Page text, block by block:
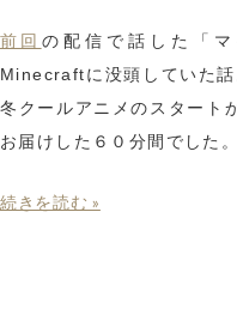
前回 の配信で話した「
Minecraftに没頭していた
冬クールアニメのスタート
お届けした６０分間でした。
続きを読む »